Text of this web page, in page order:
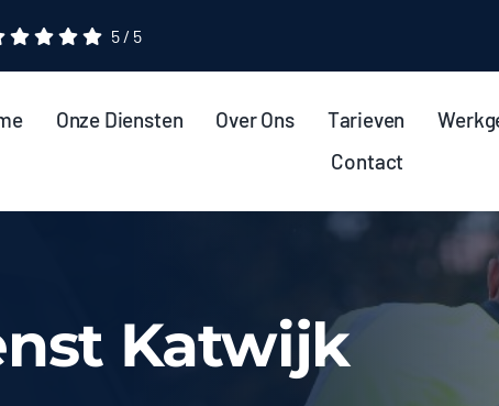
5/ 5
Onze Diensten Over Ons Tarieven
Contact
Katwijk